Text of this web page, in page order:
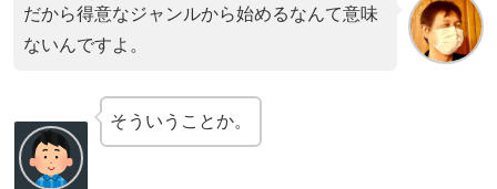
だから得意なジャンルから始めるなんて意味
ないんですよ。
そういうことか。